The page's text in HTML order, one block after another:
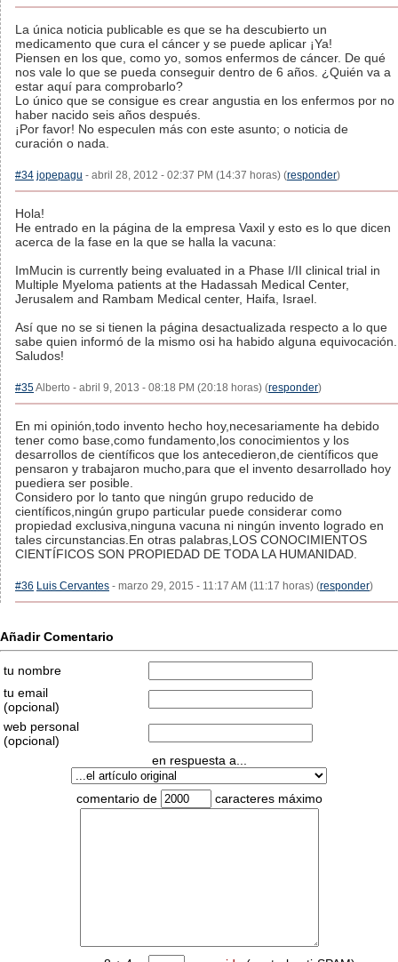
La única noticia publicable es que se ha descubierto un
medicamento que cura el cáncer y se puede aplicar ¡Ya!
Piensen en los que, como yo, somos enfermos de cáncer. De qué
nos vale lo que se pueda conseguir dentro de 6 años. ¿Quién va a
estar aquí para comprobarlo?
Lo único que se consigue es crear angustia en los enfermos por no
haber nacido seis años después.
¡Por favor! No especulen más con este asunto; o noticia de
curación o nada.
#34 jopepagu - abril 28, 2012 - 02:37 PM (14:37 horas) (responder)
Hola!
He entrado en la página de la empresa Vaxil y esto es lo que dicen
acerca de la fase en la que se halla la vacuna:
ImMucin is currently being evaluated in a Phase I/II clinical trial in
Multiple Myeloma patients at the Hadassah Medical Center,
Jerusalem and Rambam Medical center, Haifa, Israel.
Así que no se si tienen la página desactualizada respecto a lo que
sabe quien informó de la mismo osi ha habido alguna equivocación.
Saludos!
#35Alberto - abril 9, 2013 - 08:18 PM (20:18 horas) (responder)
En mi opinión,todo invento hecho hoy,necesariamente ha debido
tener como base,como fundamento,los conocimientos y los
desarrollos de científicos que los antecedieron,de científicos que
pensaron y trabajaron mucho,para que el invento desarrollado hoy
puediera ser posible.
Considero por lo tanto que ningún grupo reducido de
científicos,ningún grupo particular puede considerar como
propiedad exclusiva,ninguna vacuna ni ningún invento logrado en
tales circunstancias.En otras palabras,LOS CONOCIMIENTOS
CIENTÍFICOS SON PROPIEDAD DE TODA LA HUMANIDAD.
#36 Luis Cervantes - marzo 29, 2015 - 11:17 AM (11:17 horas) (responder)
Añadir Comentario
tu nombre
tu email
(opcional)
web personal
(opcional)
en respuesta a...
comentario de caracteres máximo